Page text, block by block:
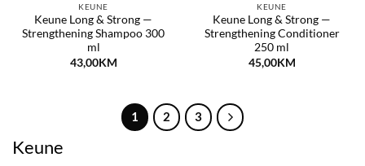
KEUNE
Keune Long & Strong —
Strengthening Shampoo 300
ml
43,00KM
KEUNE
Keune Long & Strong —
Strengthening Conditioner
250 ml
45,00KM
1 2 3
Keune